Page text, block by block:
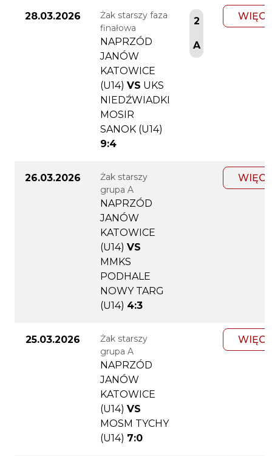
28.03.2026
Żak starszy faza
finałowa
NAPRZÓD
JANÓW
KATOWICE
(U14) VS UKS
NIEDŹWIADKI
MOSIR
SANOK (U14)
9:4
2
A
26.03.2026
Żak starszy
grupa A
NAPRZÓD
JANÓW
KATOWICE
(U14) VS
MMKS
PODHALE
NOWY TARG
(U14) 4:3
25.03.2026
Żak starszy
grupa A
NAPRZÓD
JANÓW
KATOWICE
(U14) VS
MOSM TYCHY
(U14) 7:0